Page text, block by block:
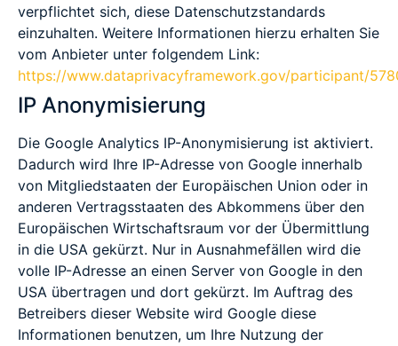
verpflichtet sich, diese Datenschutzstandards
einzuhalten. Weitere Informationen hierzu erhalten Sie
vom Anbieter unter folgendem Link:
https://www.dataprivacyframework.gov/participant/
IP Anonymisierung
Die Google Analytics IP-Anonymisierung ist aktiviert.
Dadurch wird Ihre IP-Adresse von Google innerhalb
von Mitgliedstaaten der Europäischen Union oder in
anderen Vertragsstaaten des Abkommens über den
Europäischen Wirtschaftsraum vor der Übermittlung
in die USA gekürzt. Nur in Ausnahmefällen wird die
volle IP-Adresse an einen Server von Google in den
USA übertragen und dort gekürzt. Im Auftrag des
Betreibers dieser Website wird Google diese
Informationen benutzen, um Ihre Nutzung der